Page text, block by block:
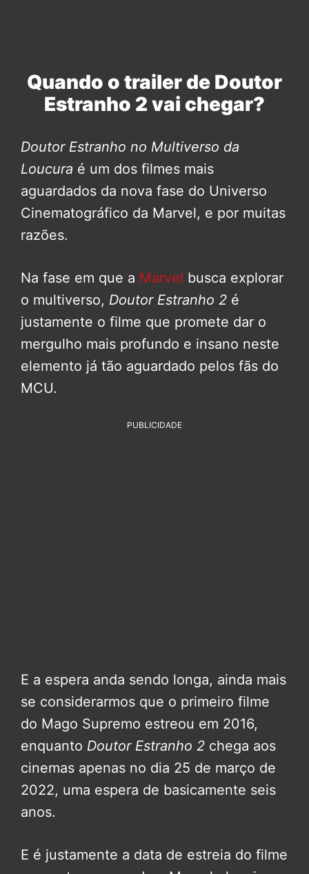
Quando o trailer de Doutor
Estranho 2 vai chegar?
Doutor Estranho no Multiverso da
Loucura é um dos filmes mais
aguardados da nova fase do Universo
Cinematográfico da Marvel, e por muitas
razões.
Na fase em que a Marvel busca explorar
o multiverso, Doutor Estranho 2 é
justamente o filme que promete dar o
mergulho mais profundo e insano neste
elemento já tão aguardado pelos fãs do
MCU.
PUBLICIDADE
E a espera anda sendo longa, ainda mais
se considerarmos que o primeiro filme
do Mago Supremo estreou em 2016,
enquanto Doutor Estranho 2 chega aos
cinemas apenas no dia 25 de março de
2022, uma espera de basicamente seis
anos.
E é justamente a data de estreia do filme